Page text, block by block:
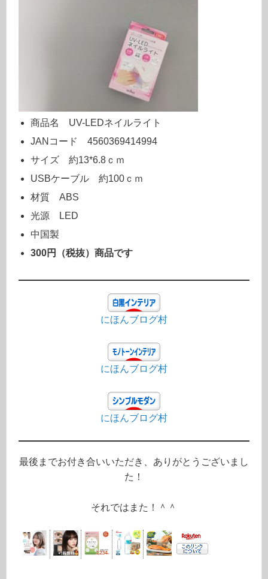
商品名 UV-LEDネイルライト
JANコード 4560369414994
サイズ 約13*6.8ｃｍ
USBケーブル 約100ｃｍ
材質 ABS
光源 LED
中国製
300円（税抜）商品です
にほんブログ村
にほんブログ村
にほんブログ村
最後までお付き合いいただき、ありがとうございまし
た！
それではまた！＾＾